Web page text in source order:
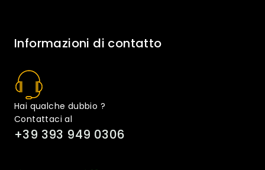
Informazioni di contatto
Hai qualche dubbio ?
Contattaci al
+39 393 949 0306